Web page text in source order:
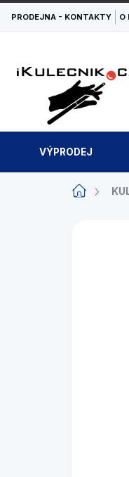
Přejít
obsah
PRODEJNA - KONTAKTY O
VÝPRODEJ
Domů